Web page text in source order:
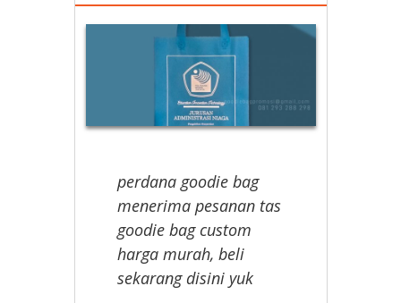
perdana goodie bag
menerima pesanan tas
goodie bag custom
harga murah, beli
sekarang disini yuk